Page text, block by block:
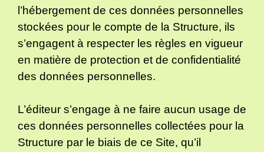
l’hébergement de ces données personnelles
stockées pour le compte de la Structure, ils
s’engagent à respecter les règles en vigueur
en matière de protection et de confidentialité
des données personnelles.
L’éditeur s’engage à ne faire aucun usage de
ces données personnelles collectées pour la
Structure par le biais de ce Site, qu’il